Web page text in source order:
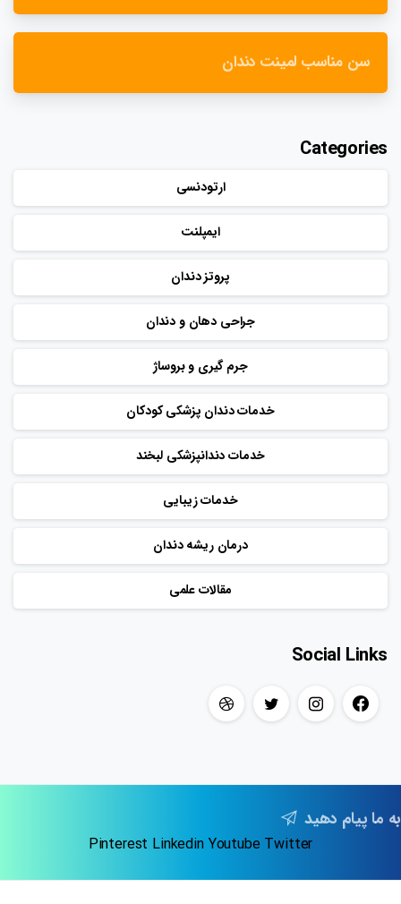
سن مناسب لمینت دندان
Categories
ارتودنسی
ایمپلنت
پروتز دندان
جراحی دهان و دندان
جرم گیری و بروساژ
خدمات دندان پزشکی کودکان
خدمات دندانپزشکی لبخند
خدمات زیبایی
درمان ریشه دندان
مقالات علمی
Social Links
به ما پیام دهید
Twitter
Youtube
Linkedin
Pinterest